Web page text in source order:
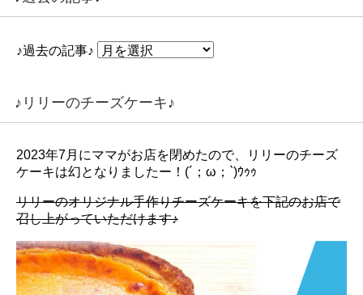
♪過去の記事♪
♪リリーのチーズケーキ♪
2023年7月にママがお店を閉めたので、リリーのチーズ
ケーキは幻となりましたー！(´；ω；`)ｳｩｩ
リリーのオリジナル手作りチーズケーキを下記のお店で
召し上がっていただけます♪